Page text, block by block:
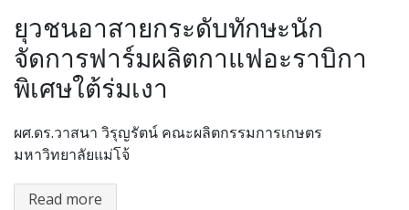
ยุวชนอาสายกระดับทักษะนัก
จัดการฟาร์มผลิตกาแฟอะราบิกา
พิเศษใต้ร่มเงา
ผศ.ดร.วาสนา วิรุญรัตน์ คณะผลิตกรรมการเกษตร
มหาวิทยาลัยแม่โจ้
Read more